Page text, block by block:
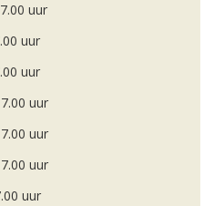
uur
uur
uur
uur
uur
uur
uur